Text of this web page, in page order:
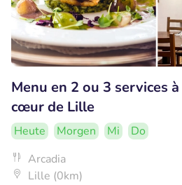
Menu en 2 ou 3 services
cœur de Lille
Heute Morgen Mi
Do
Arcadia
Lille (0km)